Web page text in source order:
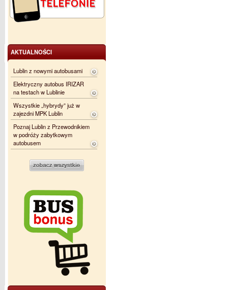
AKTUALNOŚCI
Lublin z nowymi autobusami
Elektryczny autobus IRIZAR
na testach w Lublinie
Wszystkie „hybrydy” już w
zajezdni MPK Lublin
Poznaj Lublin z Przewodnikiem
w podróży zabytkowym
autobusem